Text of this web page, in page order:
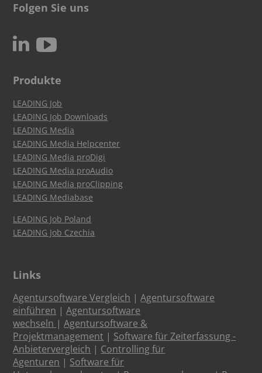
Folgen Sie uns
N c
Produkte
LEADING Job
LEADING Job Downloads
LEADING Media
LEADING Media Helpcenter
LEADING Media proDigi
LEADING Media proAudio
LEADING Media proClipping
LEADING Mediabase
LEADING Job Poland
LEADING Job Czechia
Links
Agentursoftware Vergleich |Agentursoftware
einführen |Agentursoftware
wechseln |Agentursoftware &
Projektmanagement | Software für Zeiterfassung -
Anbietervergleich | Controlling für
Agenturen | Software für